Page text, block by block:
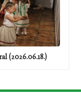
(2026.06.18.)